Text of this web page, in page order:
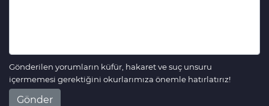
Gönderilen yorumların küfür, hakaret ve suç unsuru
içermemesi gerektiğini okurlarımıza önemle hatırlatırız!
Gönder